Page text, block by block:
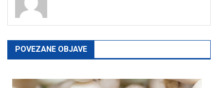
POVEZANE OBJAVE